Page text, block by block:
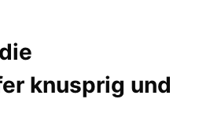
knusprig und